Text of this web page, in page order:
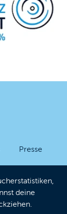
Presse
deine